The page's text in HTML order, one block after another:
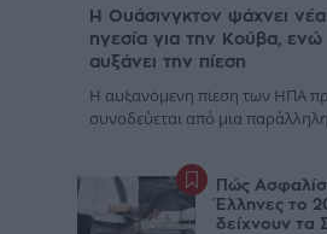
Η Ουάσινγκτον ψάχνει νέα
ηγεσία για την Κούβα, ενώ
αυξάνει την πίεση
Η αυξανόμενη πίεση των ΗΠΑ
συνοδεύεται από μια
Πώς
Έλληνες το
δείχνουν τα